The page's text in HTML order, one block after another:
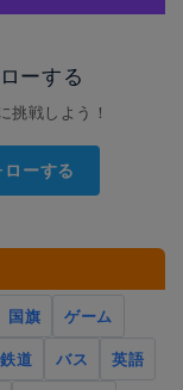
ーする
挑戦しよう！
ローする
国旗
ゲーム
鉄道 バス
英語